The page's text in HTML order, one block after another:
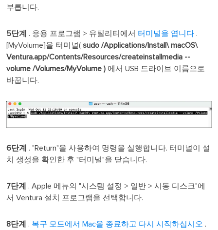
부릅니다.
5단계 . 응용 프로그램 > 유틸리티에서 터미널을 엽니다 .
[MyVolume]을 터미널(sudo /Applications/Install\ macOS\
Ventura.app/Contents/Resources/createinstallmedia --
volume /Volumes/MyVolume ) 에서 USB 드라이브 이름으로
바꿉니다.
6단계
. "Return"을 사용하여 명령을 실행합니다. 터미널이 설
치 생성을 확인한 후 "터미널"을 닫습니다.
7단계
. Apple 메뉴의 "시스템 설정 > 일반 > 시동 디스크"에
서 Ventura 설치 프로그램을 선택합니다.
8단계 . 복구 모드에서 Mac을 종료하고 다시 시작하십시오 .